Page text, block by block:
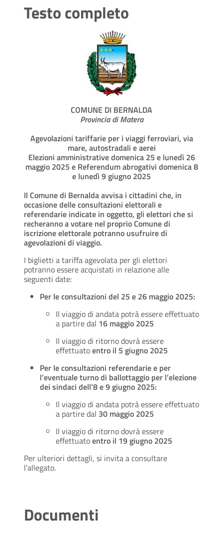
Testo completo
COMUNE DI BERNALDA
Provincia di Matera
Agevolazioni tariffarie per i viaggi ferroviari, via
mare, autostradali e aerei
Elezioni amministrative domenica 25 e lunedì 26
maggio 2025 e Referendum abrogativi domenica 8
e lunedì 9 giugno 2025
Il Comune di Bernalda avvisa i cittadini che, in
occasione delle consultazioni elettorali e
referendarie indicate in oggetto, gli elettori che si
recheranno a votare nel proprio Comune di
iscrizione elettorale potranno usufruire di
agevolazioni di viaggio.
I biglietti a tariffa agevolata per gli elettori
potranno essere acquistati in relazione alle
seguenti date:
Per le consultazioni del 25 e 26 maggio 2025:
Il viaggio di andata potrà essere effettuato
a partire dal 16 maggio 2025
Il viaggio di ritorno dovrà essere
effettuatoentro il 5 giugno 2025
Per le consultazioni referendarie e per
l’eventuale turno di ballottaggio per l’elezione
dei sindaci dell’8 e 9 giugno 2025:
Il viaggio di andata potrà essere effettuato
a partire dal 30 maggio 2025
Il viaggio di ritorno dovrà essere
effettuatoentro il 19 giugno 2025
Per ulteriori dettagli, si invita a consultare
l’allegato.
Documenti